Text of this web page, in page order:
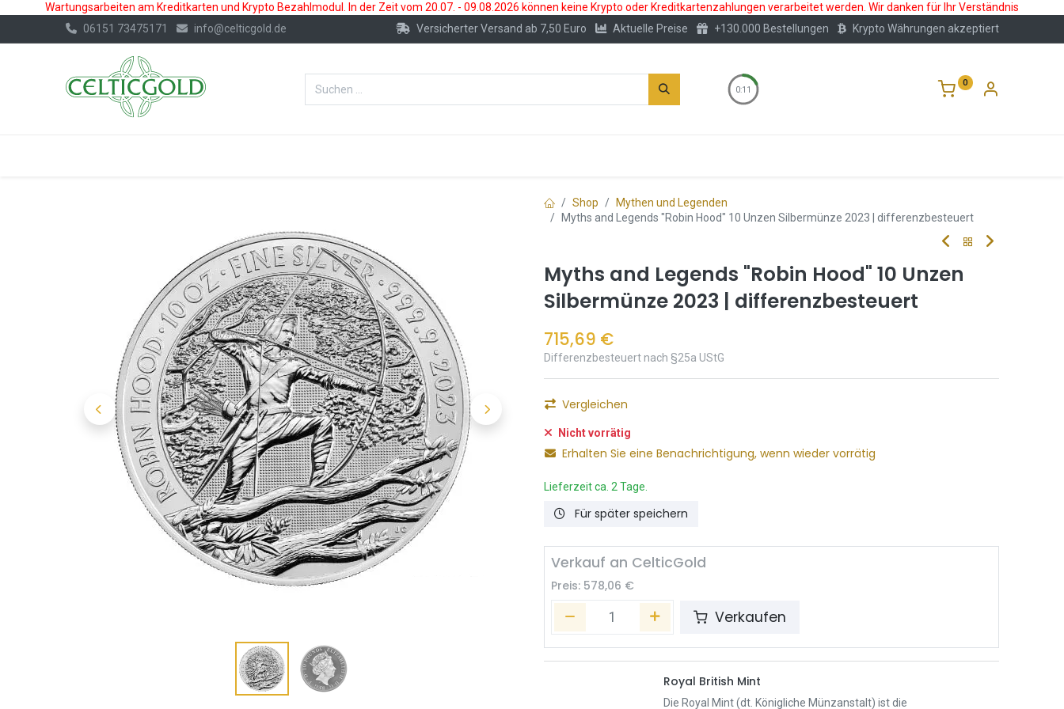
Wartungsarbeiten am Kreditkarten und Krypto Bezahlmodul. In der Zeit vom 20.07. - 09.08.2026 können keine Krypto oder Kreditkartenzahlungen verarbeitet werden. Wir danken für Ihr Verständnis
06151 73475171
info@celticgold.de Versicherter Versand ab 7,50 Euro Aktuelle Preise +130.000 Bestellungen Krypto Währungen akzeptiert
0:11
0
Shop
Mythen und Legenden
Myths and Legends "Robin Hood" 10 Unzen Silbermünze 2023 | differenzbesteuert
Myths and Legends "Robin Hood" 10 Unzen
Silbermünze 2023 | differenzbesteuert
715,69 €
Differenzbesteuert nach §25a UStG
Vergleichen
Nicht vorrätig
Erhalten Sie eine Benachrichtigung, wenn wieder vorrätig
Lieferzeit ca. 2 Tage.
Für später speichern
Verkauf an CelticGold
Preis: 578,06 €
Verkaufen
Royal British Mint
Die Royal Mint (dt. Königliche Münzanstalt) ist die